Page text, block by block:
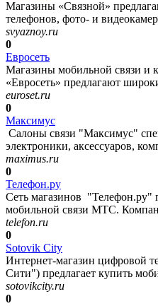
Магазины «Связной»
телефонов, фото- и
svyaznoy.ru
0
Евросеть
Магазины мобильной связи и
«Евросеть» предлагают
euroset.ru
0
Максимус
Салоны связи "Максимус"
электроники, аксессуаров,
maximus.ru
0
Телефон.ру
Сеть магазинов "Телефон.ру"
мобильной связи МТС.
telefon.ru
0
Sotovik City
Интернет-магазин цифровой
Сити") предлагает купить
sotovikcity.ru
0